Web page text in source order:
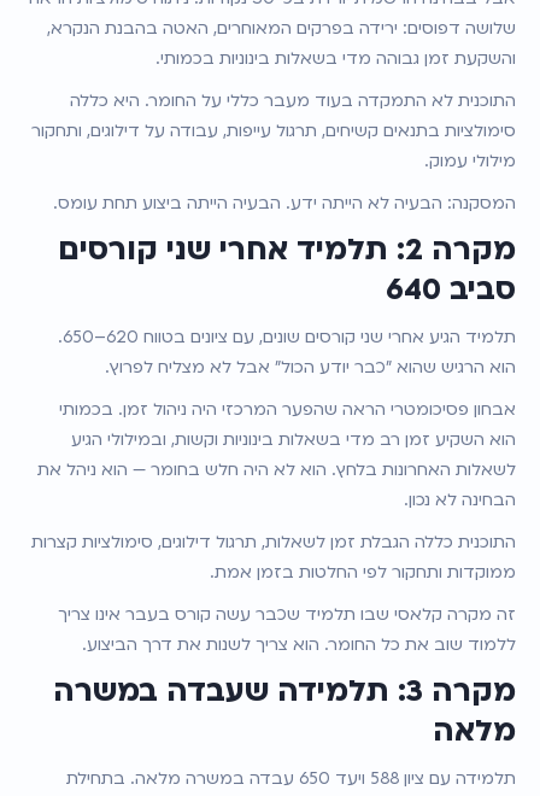
שלושה דפוסים: ירידה בפרקים המאוחרים, האטה בהבנת הנקרא,
והשקעת זמן גבוהה מדי בשאלות בינוניות בכמותי.
התוכנית לא התמקדה בעוד מעבר כללי על החומר. היא כללה
סימולציות בתנאים קשיחים, תרגול עייפות, עבודה על דילוגים, ותחקור
מילולי עמוק.
המסקנה: הבעיה לא הייתה ידע. הבעיה הייתה ביצוע תחת עומס.
מקרה 2: תלמיד אחרי שני קורסים
סביב 640
תלמיד הגיע אחרי שני קורסים שונים, עם ציונים בטווח 620–650.
הוא הרגיש שהוא "כבר יודע הכול" אבל לא מצליח לפרוץ.
אבחון פסיכומטרי הראה שהפער המרכזי היה ניהול זמן. בכמותי
הוא השקיע זמן רב מדי בשאלות בינוניות וקשות, ובמילולי הגיע
לשאלות האחרונות בלחץ. הוא לא היה חלש בחומר — הוא ניהל את
הבחינה לא נכון.
התוכנית כללה הגבלת זמן לשאלות, תרגול דילוגים, סימולציות קצרות
ממוקדות ותחקור לפי החלטות בזמן אמת.
זה מקרה קלאסי שבו תלמיד שכבר עשה קורס בעבר אינו צריך
ללמוד שוב את כל החומר. הוא צריך לשנות את דרך הביצוע.
מקרה 3: תלמידה שעבדה במשרה
מלאה
תלמידה עם ציון 588 ויעד 650 עבדה במשרה מלאה. בתחילת